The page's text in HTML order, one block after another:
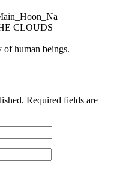
CLOUDS
human beings.
Required fields are